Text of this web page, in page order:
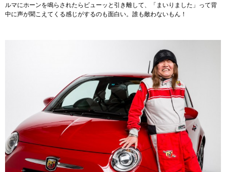
ルマにホーンを鳴らされたらビューッと引き離して、「まいりました」って背
中に声が聞こえてくる感じがするのも面白い。誰も敵わないもん！